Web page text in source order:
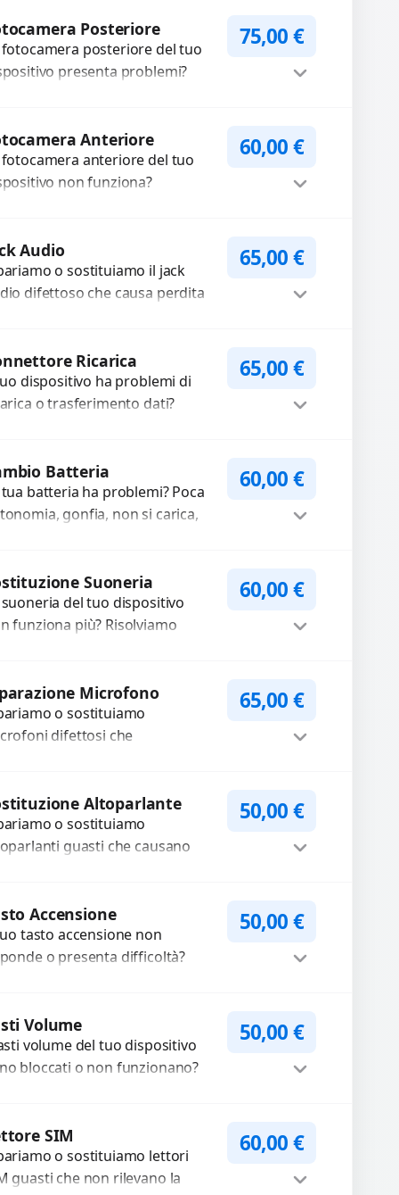
Posteriore
fotocamera posteriore del tuo
presenta problemi?
non funzionante,...
75,00€
Anteriore
fotocamera anteriore del tuo
non funziona?
immagini sfocate, messa a...
60,00€
Audio
o sostituiamo il jack
difettoso che causa perdita
65,00€
Ricarica
dispositivo ha problemi di
o trasferimento dati?
danneggiati,...
65,00€
Batteria
tua batteria ha problemi? Poca
gonfia, non si carica,
60,00€
Suoneria
suoneria del tuo dispositivo
funziona più? Risolviamo
60,00€
Microfono
o sostituiamo
difettosi che
Diagnosi accurata e
di...
65,00€
Altoparlante
o sostituiamo
guasti che causano
per 3...
50,00€
Accensione
tasto accensione non
o presenta difficoltà?
utilizzando
di...
50,00€
Volume
volume del tuo dispositivo
bloccati o non funzionano?
50,00€
SIM
o sostituiamo lettori
guasti che non rilevano la
60,00€